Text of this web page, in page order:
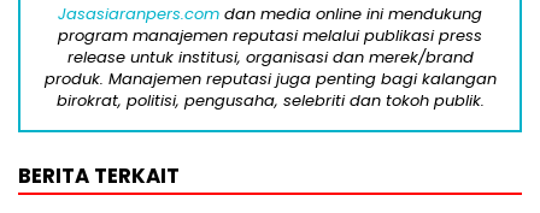
Jasasiaranpers.com dan media online ini mendukung
program manajemen reputasi melalui publikasi press
release untuk institusi, organisasi dan merek/brand
produk. Manajemen reputasi juga penting bagi kalangan
birokrat, politisi, pengusaha, selebriti dan tokoh publik.
BERITA TERKAIT